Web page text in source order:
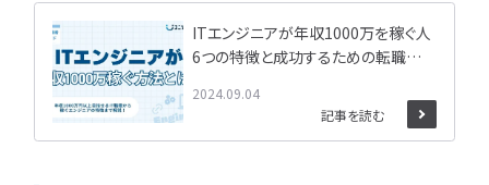
2024.09.04
ITエンジニアが年収1000万を稼ぐ人
6つの特徴と成功するための転職戦
記事を読む